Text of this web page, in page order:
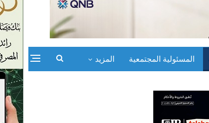
المسئولية المجتمعية المزيد